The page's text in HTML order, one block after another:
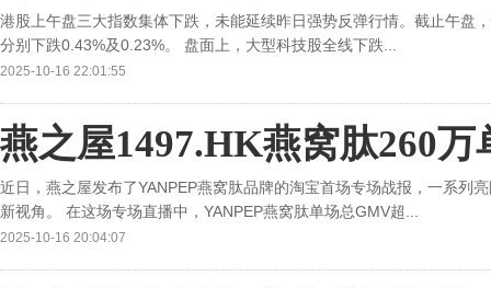
港股上午盘三大指数集体下跌，未能延续昨日强势反弹行情。截止午盘
分别下跌0.43%及0.23%。 盘面上，大型科技股全线下跌...
2025-10-16 22:01:55
燕之屋1497.HK燕窝肽260
近日，燕之屋发布了YANPEP燕窝肽品牌的淘宝首场专场战报，一系列
新视角。 在这场专场直播中，YANPEP燕窝肽单场总GMV超...
2025-10-16 20:04:07